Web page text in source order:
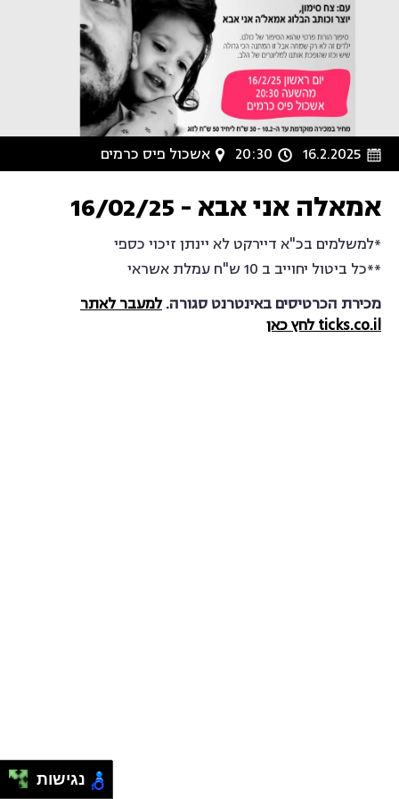
16.2.2025
20:30 אשכול פיס כרמים
אמאלה אני אבא - 16/02/25
*למשלמים בכ"א דיירקט לא יינתן זיכוי כספי
**כל ביטול יחוייב ב 10 ש"ח עמלת אשראי
מכירת הכרטיסים באינטרנט סגורה.למעבר לאתר
ticks.co.il לחץ כאן
נגישות